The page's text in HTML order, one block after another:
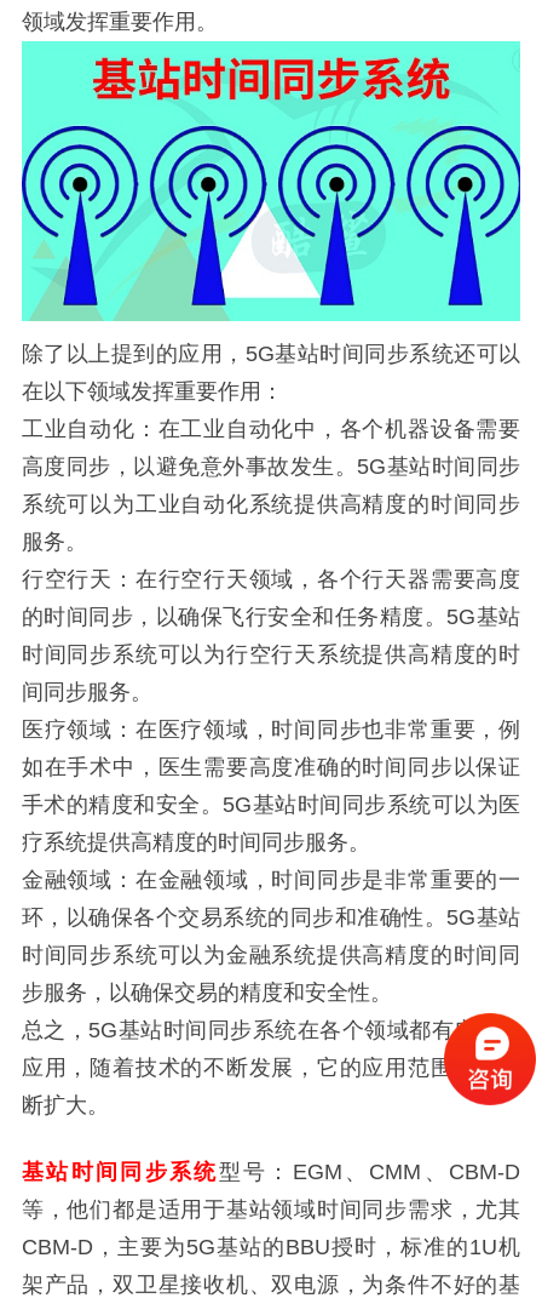
领域发挥重要作用。
除了以上提到的应用，5G基站时间同步系统还可以
在以下领域发挥重要作用：
工业自动化：在工业自动化中，各个机器设备需要
高度同步，以避免意外事故发生。5G基站时间同步
系统可以为工业自动化系统提供高精度的时间同步
服务。
行空行天：在行空行天领域，各个行天器需要高度
的时间同步，以确保飞行安全和任务精度。5G基站
时间同步系统可以为行空行天系统提供高精度的时
间同步服务。
医疗领域：在医疗领域，时间同步也非常重要，例
如在手术中，医生需要高度准确的时间同步以保证
手术的精度和安全。5G基站时间同步系统可以为医
疗系统提供高精度的时间同步服务。
金融领域：在金融领域，时间同步是非常重要的一
环，以确保各个交易系统的同步和准确性。5G基站
时间同步系统可以为金融系统提供高精度的时间同
步服务，以确保交易的精度和安全性。
总之，5G基站时间同步系统在各个领域都有广泛的
应用，随着技术的不断发展，它的应用范围还将不
断扩大。
基站时间同步系统型号：EGM、CMM、CBM-D
等，他们都是适用于基站领域时间同步需求，尤其
CBM-D，主要为5G基站的BBU授时，标准的1U机
架产品，双卫星接收机、双电源，为条件不好的基